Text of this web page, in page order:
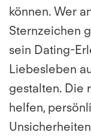
können. Wer
Sternzeichen
sein Dating-
Liebesleben
gestalten. Die
helfen,